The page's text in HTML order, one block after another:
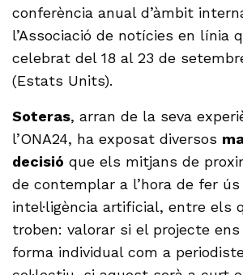
conferència anual d’àmbit
l’Associació de notícies en línia
celebrat del 18 al 23 de
(Estats Units).
Soteras, arran de la seva
l’ONA24, ha exposat diversos
decisió que els mitjans de
de contemplar a l’hora de fer
intel·ligència artificial, entre els
troben: valorar si el projecte
forma individual com a